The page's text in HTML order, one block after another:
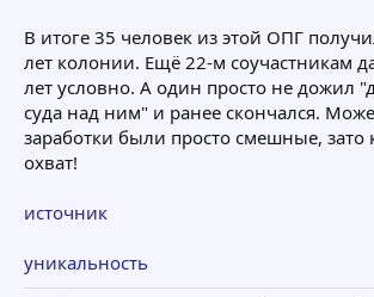
В итоге 35 человек из этой ОПГ
лет колонии. Ещё 22-м соучастникам
лет условно. А один просто не дожил
суда над ним" и ранее скончался.
заработки были просто смешные, зато
охват!
источник
уникальность